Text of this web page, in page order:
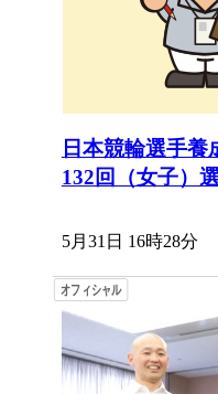
日本競輪選手
132回（女子）
5月31日 16時28分